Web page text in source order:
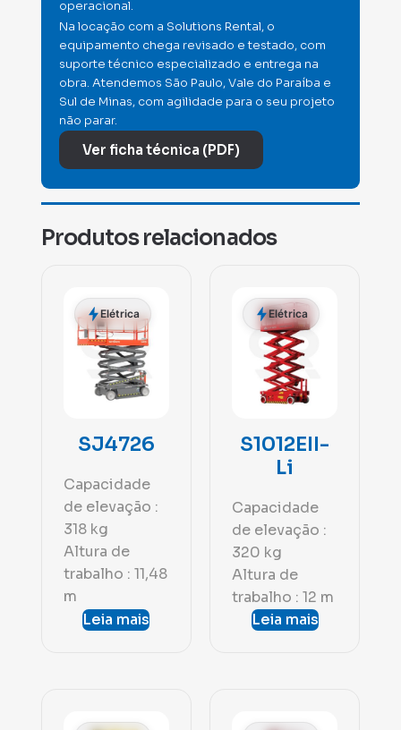
operacional.
Na locação com a Solutions Rental, o
equipamento chega revisado e testado, com
suporte técnico especializado e entrega na
obra. Atendemos São Paulo, Vale do Paraíba e
Sul de Minas, com agilidade para o seu projeto
não parar.
Ver ficha técnica (PDF)
Produtos relacionados
Elétrica
SJ4726
Capacidade
de elevação :
318 kg
Altura de
trabalho : 11,48
m
Leia mais
Elétrica
S1012EII-
Li
Capacidade
de elevação :
320 kg
Altura de
trabalho : 12 m
Leia mais